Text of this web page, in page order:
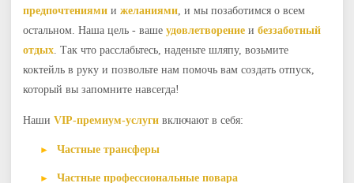
предпочтениямии желаниями, и мы позаботимся о всем
остальном. Наша цель - ваше удовлетворениеи беззаботный
отдых. Так что расслабьтесь, наденьте шляпу, возьмите
коктейль в руку и позвольте нам помочь вам создать отпуск,
который вы запомните навсегда!
Наши VIP-премиум-услугивключают в себя:
Частные трансферы
Частные профессиональные повара